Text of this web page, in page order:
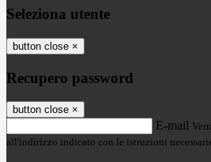
Seleziona utente
button close ×
Recupero password
button close ×
E-mail
all'indirizzo indicato con le istruzioni